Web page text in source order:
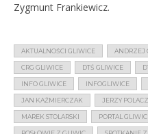
Zygmunt Frankiewicz.
AKTUALNOŚCI GLIWICE ANDRZEJ
CRG GLIWICE DTŚ GLIWICE
INFO GLIWICE INFOGLIWICE
JAN KAŹMIERCZAK JERZY
MAREK STOLARSKI PORTAL